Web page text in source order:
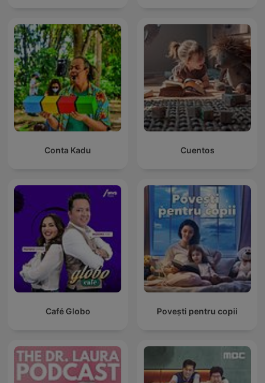
Conta Kadu Cuentos
Café Globo Povești pentru copii